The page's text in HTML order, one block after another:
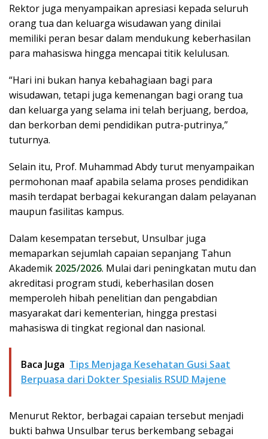
Rektor juga menyampaikan apresiasi kepada seluruh
orang tua dan keluarga wisudawan yang dinilai
memiliki peran besar dalam mendukung keberhasilan
para mahasiswa hingga mencapai titik kelulusan.
“Hari ini bukan hanya kebahagiaan bagi para
wisudawan, tetapi juga kemenangan bagi orang tua
dan keluarga yang selama ini telah berjuang, berdoa,
dan berkorban demi pendidikan putra-putrinya,”
tuturnya.
Selain itu, Prof. Muhammad Abdy turut menyampaikan
permohonan maaf apabila selama proses pendidikan
masih terdapat berbagai kekurangan dalam pelayanan
maupun fasilitas kampus.
Dalam kesempatan tersebut, Unsulbar juga
memaparkan sejumlah capaian sepanjang Tahun
Akademik 2025/2026. Mulai dari peningkatan mutu dan
akreditasi program studi, keberhasilan dosen
memperoleh hibah penelitian dan pengabdian
masyarakat dari kementerian, hingga prestasi
mahasiswa di tingkat regional dan nasional.
Baca Juga Tips Menjaga Kesehatan Gusi Saat
Berpuasa dari Dokter Spesialis RSUD Majene
Menurut Rektor, berbagai capaian tersebut menjadi
bukti bahwa Unsulbar terus berkembang sebagai